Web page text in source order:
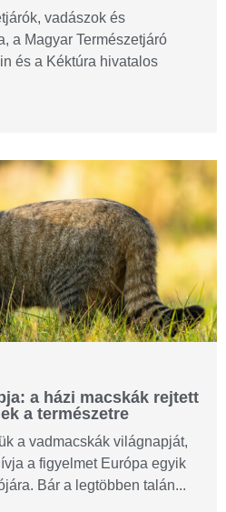
vadászok és
a Magyar Természetjáró
és a Kéktúra hivatalos
a házi macskák rejtett
a természetre
a vadmacskák világnapját,
a figyelmet Európa egyik
Bár a legtöbben talán...